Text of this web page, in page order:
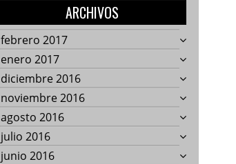
ARCHIVOS
febrero 2017
enero 2017
diciembre 2016
noviembre 2016
agosto 2016
julio 2016
junio 2016